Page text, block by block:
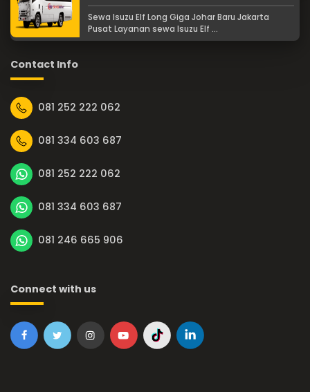
Sewa Isuzu Elf Long Giga Johar Baru Jakarta
Pusat Layanan sewa Isuzu Elf ...
Contact Info
081 252 222 062
081 334 603 687
081 252 222 062
081 334 603 687
081 246 665 906
Connect with us